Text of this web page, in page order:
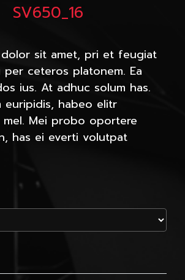
SV650_16
dolor sit amet, pri et feugiat
per ceteros platonem. Ea
ius. At adhuc solum has.
euripidis, habeo elitr
Mei probo oportere
has ei everti volutpat